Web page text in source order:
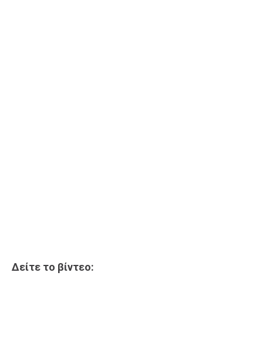
Δείτε το βίντεο: